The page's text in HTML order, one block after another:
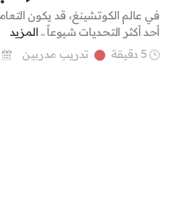
في عالم الكوتشينغ، قد يكون
أحد أكثر التحديات شيوعاً .. المزيد
5 دقيقة
تدريب مدربين